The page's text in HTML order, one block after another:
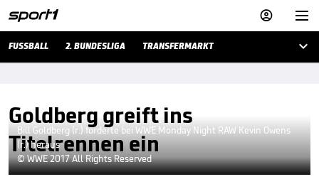


FUSSBALL 2. BUNDESLIGA TRANSFERMARKT 
Goldberg greift ins
Titelrennen ein
Bill Goldberg (r.) forderte bei WWE Monday Night RAW Kevin Owens
(r.) heraus
© WWE 2017 All Rights Reserved